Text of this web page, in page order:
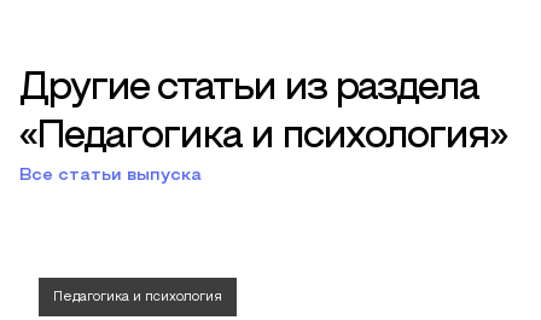
Другие статьи из раздела
«Педагогика и психология»
Все статьи выпуска
Педагогика и психология